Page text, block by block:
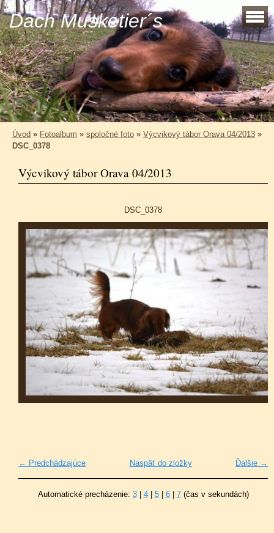
Dach Musketier´s
Úvod » Fotoalbum » spoločné foto » Výcvikový tábor Orava 04/2013 »
DSC_0378
Výcvikový tábor Orava 04/2013
DSC_0378
← Predchádzajúce Ďalšie →
Naspäť do zložky
Automatické precházenie: 3| 4| 5| 6| 7(čas v sekundách)